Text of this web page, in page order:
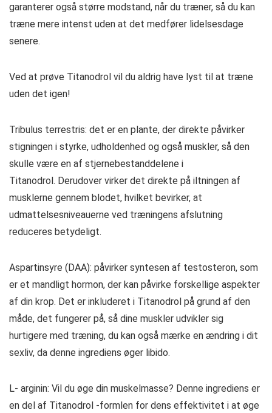
garanterer også større modstand, når du træner, så du kan
træne mere intenst uden at det medfører lidelsesdage
senere.
Ved at prøve Titanodrol vil du aldrig have lyst til at træne
uden det igen!
Tribulus terrestris: det er en plante, der direkte påvirker
stigningen i styrke, udholdenhed og også muskler, så den
skulle være en af ​​stjernebestanddelene i
Titanodrol. Derudover virker det direkte på iltningen af ​​
musklerne gennem blodet, hvilket bevirker, at
udmattelsesniveauerne ved træningens afslutning
reduceres betydeligt.
Aspartinsyre (DAA): påvirker syntesen af ​​testosteron, som
er et mandligt hormon, der kan påvirke forskellige aspekter
af din krop. Det er inkluderet i Titanodrol på grund af den
måde, det fungerer på, så dine muskler udvikler sig
hurtigere med træning, du kan også mærke en ændring i dit
sexliv, da denne ingrediens øger libido.
L- arginin: Vil du øge din muskelmasse? Denne ingrediens er
en del af Titanodrol -formlen for dens effektivitet i at øge